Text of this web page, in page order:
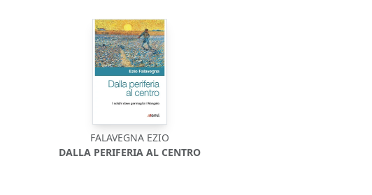
FALAVEGNA EZIO
DALLA PERIFERIA AL CENTRO